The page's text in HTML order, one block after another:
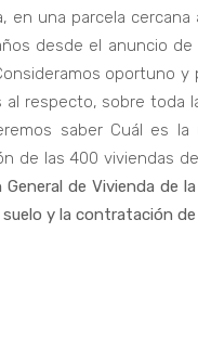
en una parcela
desde el anuncio
oportuno
al respecto, sobre toda
saber Cuál es
de las 400 viviendas
General de Vivienda de
suelo y la contratación